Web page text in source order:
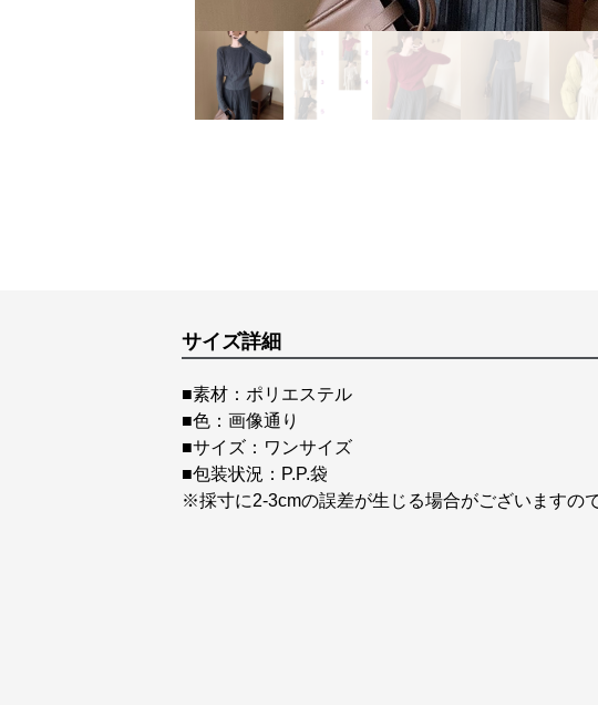
サイズ詳細
■素材：ポリエステル
■色：画像通り
■サイズ：ワンサイズ
■包装状況：P.P.袋
※採寸に2-3cmの誤差が生じる場合がございますの